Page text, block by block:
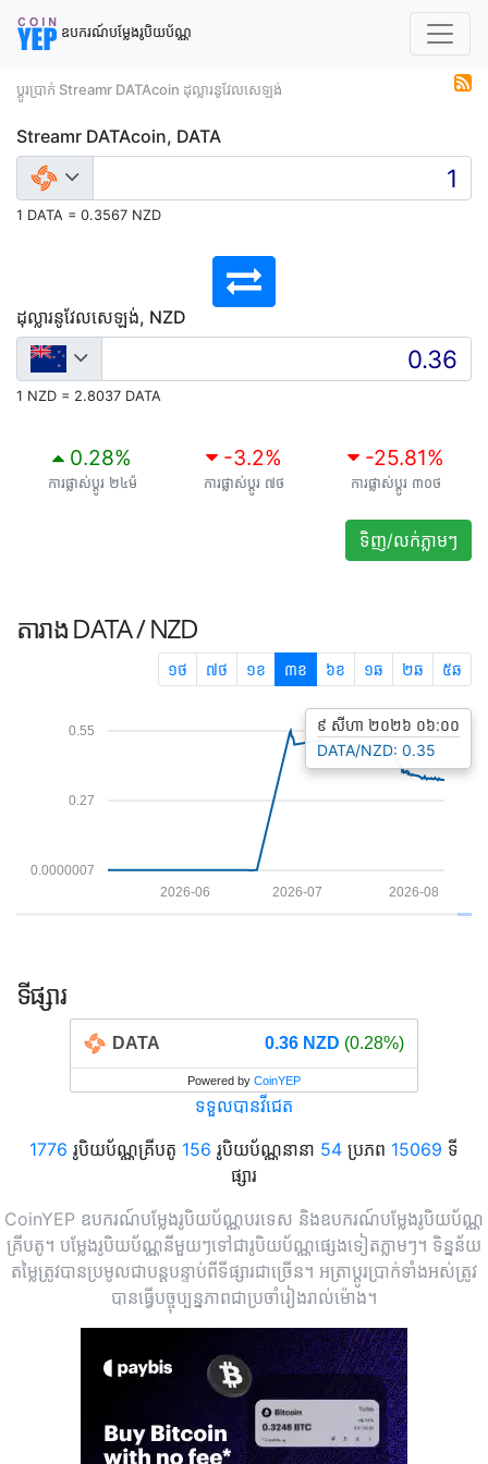
ឧបករណ៍បម្លែងរូបិយប័ណ្ណ
ប្តូរប្រាក់ Streamr DATAcoin ដុល្លារនូវែលសេឡង់
Streamr DATAcoin, DATA
1 DATA = 0.3567 NZD
ដុល្លារនូវែលសេឡង់, NZD
1 NZD = 2.8037 DATA
0.28%
ការផ្លាស់ប្តូរ ២៤ម៉
-3.2%
ការផ្លាស់ប្តូរ ៧ថ
-25.81%
ការផ្លាស់ប្តូរ ៣០ថ
ទិញ/លក់ភ្លាមៗ
តារាងDATA / NZD
១ថ ៧ថ ១ខ ៣ខ ៦ខ ១ឆ ២ឆ ៥ឆ
0.0000007
0.27
0.55
2026-08
2026-07
2026-06
៩ សីហា ២០២៦ ០៦:០០
DATA/NZD: 0.35
ទីផ្សារ
DATA 0.36 NZD (0.28%)
Powered by CoinYEP
ទទួលបានវីជេត
1776 រូបិយប័ណ្ណគ្រីបតូ 156 រូបិយប័ណ្ណនានា 54 ប្រភព 15069 ទី
ផ្សារ
CoinYEP ឧបករណ៍បម្លែងរូបិយប័ណ្ណបរទេស និងឧបករណ៍បម្លែងរូបិយប័ណ្ណ
គ្រីបតូ។ បម្លែងរូបិយប័ណ្ណនីមួយៗទៅជារូបិយប័ណ្ណផ្សេងទៀតភ្លាមៗ។ ទិន្នន័យ
តម្លៃត្រូវបានប្រមូលជាបន្តបន្ទាប់ពីទីផ្សារជាច្រើន។ អត្រាប្តូរប្រាក់ទាំងអស់ត្រូវ
បានធ្វើបច្ចុប្បន្នភាពជាប្រចាំរៀងរាល់ម៉ោង។